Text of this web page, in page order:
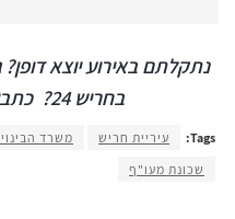
נתקלתם באירוע יוצא
בחריש 24?
Tags: עיריית חריש משרד
שכונת מעו"ף